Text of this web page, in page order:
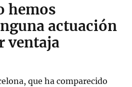
hemos
actuación
ventaja
que ha comparecido